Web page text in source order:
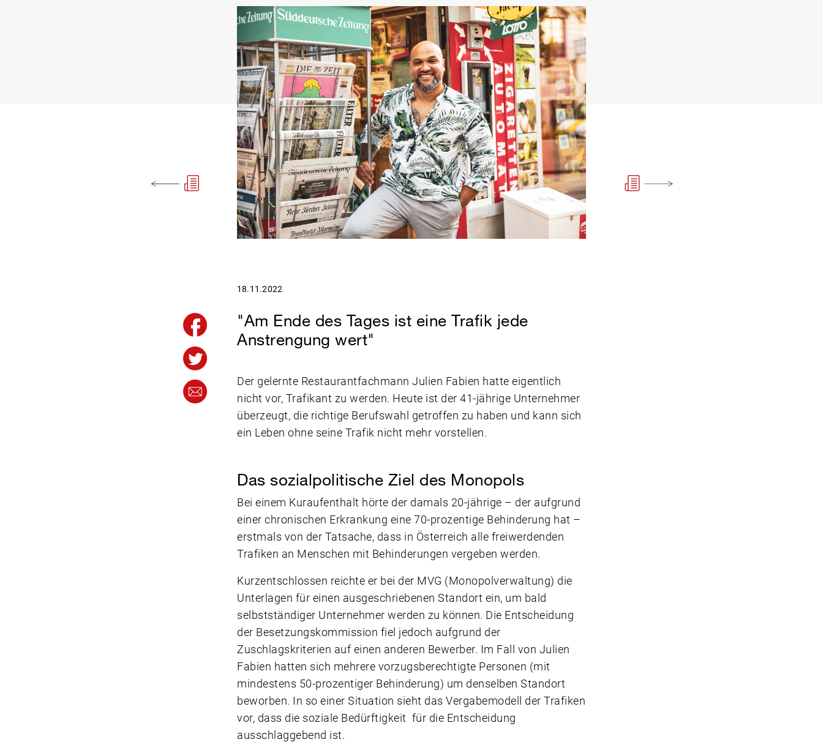
18.11.2022
"Am Ende des Tages ist eine Trafik jede
Anstrengung wert"
Der gelernte Restaurantfachmann Julien Fabien hatte eigentlich
nicht vor, Trafikant zu werden. Heute ist der 41-jährige Unternehmer
überzeugt, die richtige Berufswahl getroffen zu haben und kann sich
ein Leben ohne seine Trafik nicht mehr vorstellen.
Das sozialpolitische Ziel des Monopols
Bei einem Kuraufenthalt hörte der damals 20-jährige – der aufgrund
einer chronischen Erkrankung eine 70-prozentige Behinderung hat –
erstmals von der Tatsache, dass in Österreich alle freiwerdenden
Trafiken an Menschen mit Behinderungen vergeben werden.
Kurzentschlossen reichte er bei der MVG (Monopolverwaltung) die
Unterlagen für einen ausgeschriebenen Standort ein, um bald
selbstständiger Unternehmer werden zu können. Die Entscheidung
der Besetzungskommission fiel jedoch aufgrund der
Zuschlagskriterien auf einen anderen Bewerber. Im Fall von Julien
Fabien hatten sich mehrere vorzugsberechtigte Personen (mit
mindestens 50-prozentiger Behinderung) um denselben Standort
beworben. In so einer Situation sieht das Vergabemodell der Trafiken
vor, dass die soziale Bedürftigkeit für die Entscheidung
ausschlaggebend ist.